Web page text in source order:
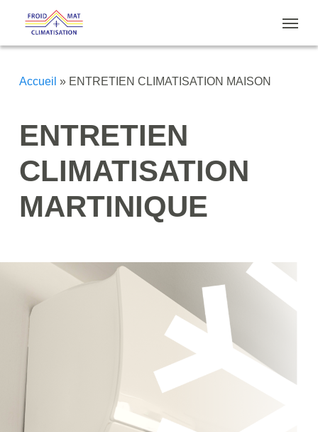
Menu
Accueil » ENTRETIEN CLIMATISATION MAISON
ENTRETIEN
CLIMATISATION
MARTINIQUE